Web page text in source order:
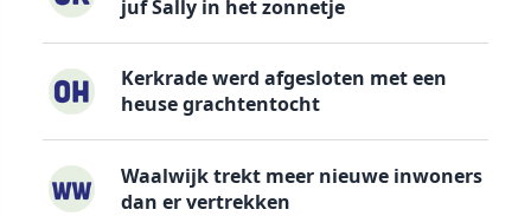
juf Sally in het zonnetje
Kerkrade werd afgesloten met een
heuse grachtentocht
Waalwijk trekt meer nieuwe inwoners
dan er vertrekken